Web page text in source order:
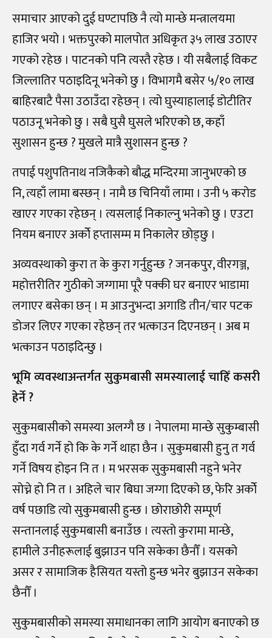
समाचार आएको दुई घण्टापछि नै त्यो मान्छे मन्त्रालयमा
हाजिर भयो । भक्तपुरको मालपोत अधिकृत ३५ लाख उठाएर
गएको रहेछ । पाटनको पनि त्यस्तै रहेछ । यी सबैलाई विकट
जिल्लातिर पठाइदिनू भनेको छु । विभागमै बसेर ५/१० लाख
बाहिरबाटै पैसा उठाउँदा रहेछन् । त्यो घुस्याहालाई डोटीतिर
पठाउनू भनेको छु । सबै घुसै घुसले भरिएको छ, कहाँ
सुशासन हुन्छ ? मुखले मात्रै सुशासन हुन्छ ?
तपाई पशुपतिनाथ नजिकैको बौद्ध मन्दिरमा जानुभएको छ
नि, त्यहाँ लामा बस्छन् । नामै छ चिनियाँ लामा । उनी ५ करोड
खाएर गएका रहेछन् । त्यसलाई निकाल्नु भनेको छु । एउटा
नियम बनाएर अर्कोे हप्तासम्म म निकालेर छोड्छु ।
अव्यवस्थाको कुरा त के कुरा गर्नुहुन्छ ? जनकपुर, वीरगञ्ज,
महोत्तरीतिर गुठीको जग्गामा पूरै पक्की घर बनाएर भाडामा
लगाएर बसेका छन् । म आउनुभन्दा अगाडि तीन/चार पटक
डोजर लिएर गएका रहेछन् तर भत्काउन दिएनछन् । अब म
भत्काउन पठाइदिन्छु ।
भूमि व्यवस्थाअन्तर्गत सुकुमबासी समस्यालाई चाहिँ कसरी
हेर्ने ?
सुकुमबासीको समस्या अलग्गै छ । नेपालमा मान्छे सुकुम्बासी
हुँदा गर्व गर्ने हो कि के गर्ने थाहा छैन । सुकुमबासी हुनु त गर्व
गर्ने विषय होइन नि त । म भरसक सुकुमबासी नहुने भनेर
सोच्ने हो नि त । अहिले चार बिघा जग्गा दिएको छ, फेरि अर्कोे
वर्ष पछाडि त्यो सुकुमबासी हुन्छ । छोराछोरी सम्पूर्ण
सन्तानलाई सुकुमबासी बनाउँछ । त्यस्तो कुरामा मान्छे,
हामीले उनीहरूलाई बुझाउन पनि सकेका छैनौँ । यसको
असर र सामाजिक हैसियत यस्तो हुन्छ भनेर बुझाउन सकेका
छैनौँ ।
सुकुमबासीको समस्या समाधानका लागि आयोग बनाएको छ